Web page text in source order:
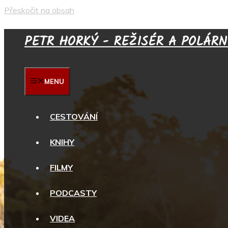
Přeskočit na obsah
PETR HORKÝ - REŽISÉR A
MENU
CESTOVÁNÍ
KNIHY
FILMY
PODCASTY
VIDEA